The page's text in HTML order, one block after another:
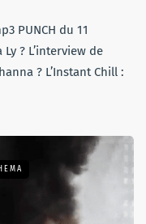
PUNCH du 11
?️ L’interview de
? L’Instant Chill :